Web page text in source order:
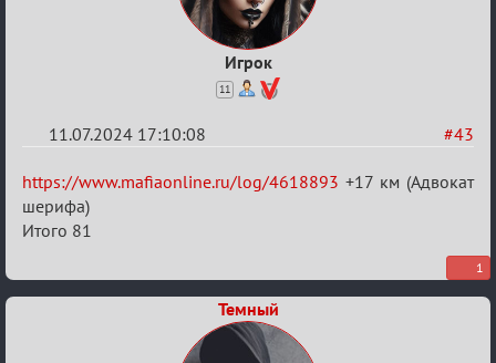
Игрок
11
#43
11.07.2024 17:10:08
Re:
20
тысяч
по
https://www.mafiaonline.ru/log/4618893 +17 км (Адвокат
шерифа)
Итого 81
1
Темный